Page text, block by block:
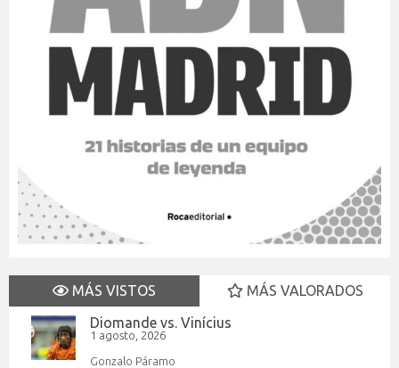
MÁS VISTOS
MÁS VALORADOS
Diomande vs. Vinícius
1 agosto, 2026
Gonzalo Páramo